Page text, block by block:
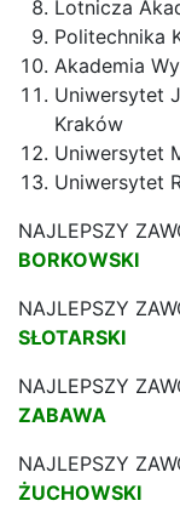
Lotnicza
Politechnika
Akademia
Uniwersytet
Kraków
Uniwersytet
Uniwersytet
NAJLEPSZY
BORKOWSKI
NAJLEPSZY
SŁOTARSKI
NAJLEPSZY
ZABAWA
NAJLEPSZY
ŻUCHOWSKI